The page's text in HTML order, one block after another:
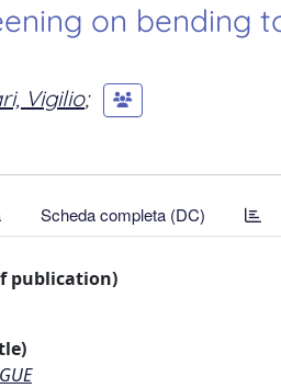
on bending
Vigilio;
Scheda completa (DC)
publication)